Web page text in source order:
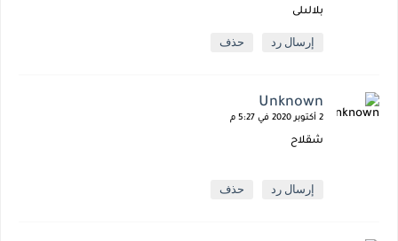
بلالىلى
إرسال رد حذف
Unknown
2 أكتوبر 2020 في 5:27 م
شقلاح
إرسال رد حذف